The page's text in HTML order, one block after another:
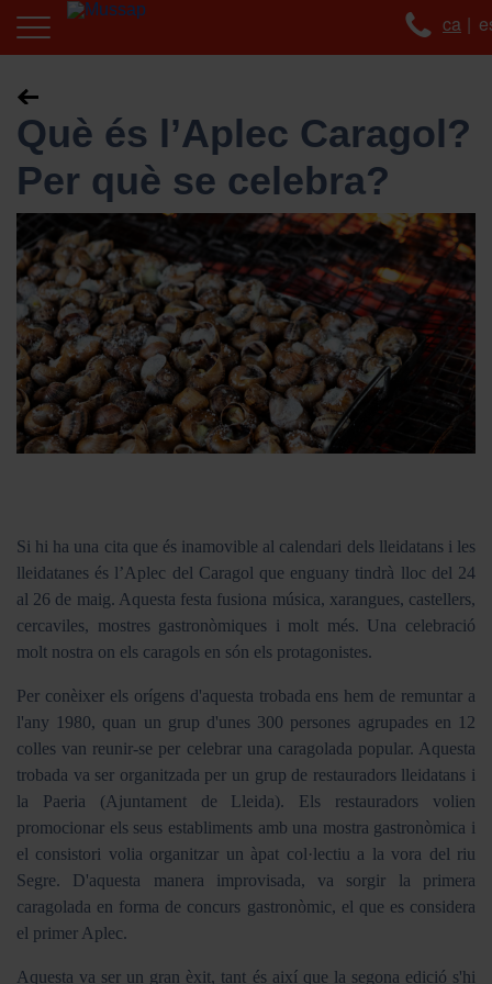
ca
Què és l’Aplec Caragol?
Per què se celebra?
Si hi ha una cita que és inamovible al calendari dels lleidatans i les
lleidatanes és l’Aplec del Caragol que enguany tindrà lloc del 24
al 26 de maig. Aquesta festa fusiona música, xarangues, castellers,
cercaviles, mostres gastronòmiques i molt més. Una celebració
molt nostra on els caragols en són els protagonistes.
Per conèixer els orígens d'aquesta trobada ens hem de remuntar a
l'any 1980, quan un grup d'unes 300 persones agrupades en 12
colles van reunir-se per celebrar una caragolada popular. Aquesta
trobada va ser organitzada per un grup de restauradors lleidatans i
la Paeria (Ajuntament de Lleida). Els restauradors volien
promocionar els seus establiments amb una mostra gastronòmica i
el consistori volia organitzar un àpat col·lectiu a la vora del riu
Segre. D'aquesta manera improvisada, va sorgir la primera
caragolada en forma de concurs gastronòmic, el que es considera
el primer Aplec.
Aquesta va ser un gran èxit, tant és així que la segona edició s'hi